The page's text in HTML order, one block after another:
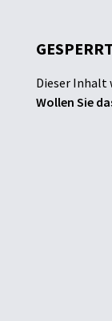
Dieser Inhalt
Wollen Sie